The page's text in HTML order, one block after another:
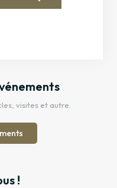
visites et autre.
!